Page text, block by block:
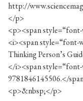
http://
</p>
<p><span
<i><span style=“font-
Thinking Person’s
</i><span style=“font-
9781846145506.</
<p>&nbsp;</p>